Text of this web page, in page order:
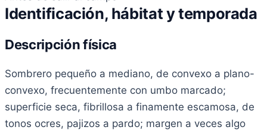
Identificación, hábitat y temporada
Descripción física
Sombrero pequeño a mediano, de convexo a plano-
convexo, frecuentemente con umbo marcado;
superficie seca, fibrillosa a finamente escamosa, de
tonos ocres, pajizos a pardo; margen a veces algo